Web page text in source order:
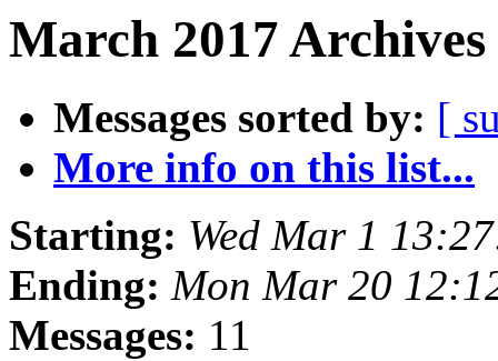
March 2017
Messages sorted by: [
More info on this list...
Starting: Wed Mar 1
Ending: Mon Mar 20
Messages: 11